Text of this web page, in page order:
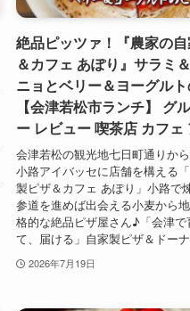
絶品ピッツァ！『農家の
＆カフェ あぽり』サラミ
ニョとベリー＆ヨーグル
【会津若松市ランチ】 グ
ー レビュー 喫茶店 カフェ
会津若松の観光地七日町通りか
小路アイバッセに店舗を構える
製ピザ＆カフェ あぽり」小路で
参道を進めば出会える小麦から
格的な絶品ピザ屋さん♪「会津
て、届ける」自家製ピザ＆ドー
2026年7月19日